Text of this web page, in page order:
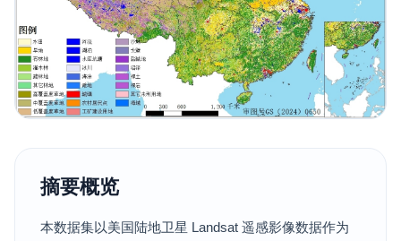
摘要概览
本数据集以美国陆地卫星 Landsat 遥感影像数据作为